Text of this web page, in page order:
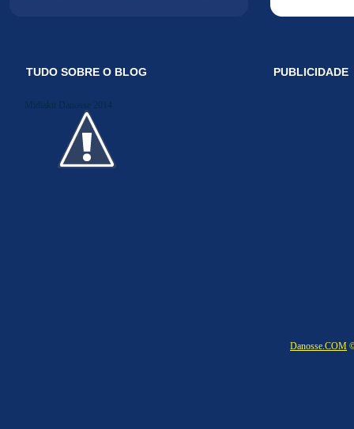
TUDO SOBRE O BLOG
Midiakit Danosse 2014
PUBLICIDADE
Danosse.COM